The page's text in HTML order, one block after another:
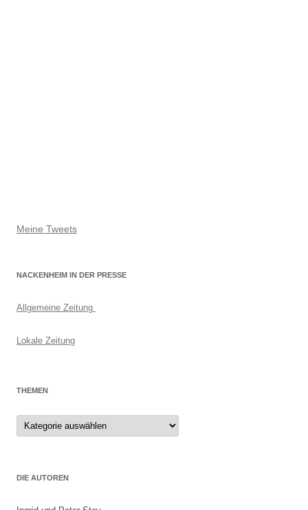
Meine Tweets
NACKENHEIM IN DER PRESSE
Allgemeine Zeitung
Lokale Zeitung
THEMEN
Themen
DIE AUTOREN